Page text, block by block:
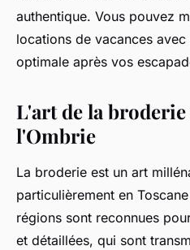
authentique. Vous pouvez
locations de vacances
optimale après vos
L'art de la broderie
l'Ombrie
La broderie est un art
particulièrement en
régions sont reconnues
et détaillées, qui sont